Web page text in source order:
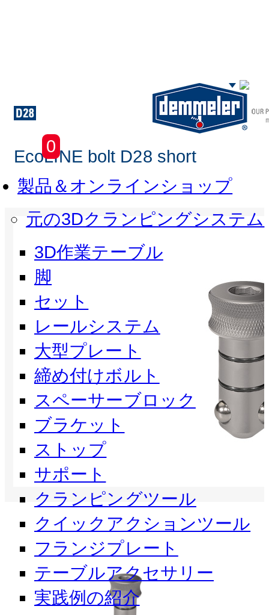
Skip to main content
0
製品＆オンラインショップ
元の3Dクランピングシステム
3D作業テーブル
脚
セット
レールシステム
大型プレート
締め付けボルト
スペーサーブロック
ブラケット
ストップ
サポート
クランピングツール
クイックアクションツール
フランジプレート
テーブルアクセサリー
実践例の紹介
EcoLINE bolt D28 short